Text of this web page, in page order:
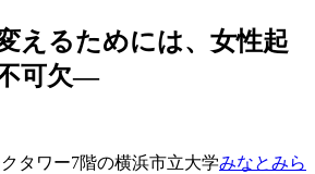
えるためには、女性起
可欠—
タワー7階の横浜市立大学みなとみら